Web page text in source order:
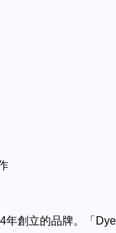
創立的品牌。「